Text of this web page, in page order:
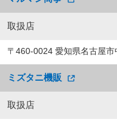
取扱店
〒460-0024 愛知県名古屋
ミズタニ機販
取扱店